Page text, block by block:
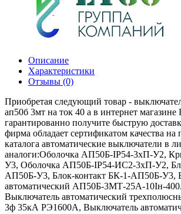
Описание
Характеристики
Отзывы (0)
Приобретая следующий товар -
ап50б 3мт на ток 40 a в интернет
гарантированно получите быструю
фирма обладает сертификатом качества
каталога автоматические выключатели в
аналоги:Оболочка АП50Б-IP54-3хП-У2,
У3, Оболочка АП50Б-IP54-ИС2-3хП-У2,
АП50Б-У3, Блок-контакт БК-1-АП50Б-У3,
автоматический АП50Б-3МТ-25А-10Iн-
Выключатель автоматический
3ф 35кА РЭ1600А, Выключатель